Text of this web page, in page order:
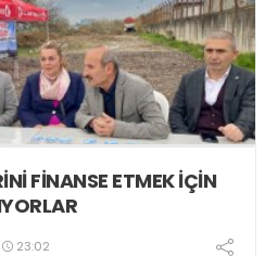
FİNANSE ETMEK İÇİN
23:02